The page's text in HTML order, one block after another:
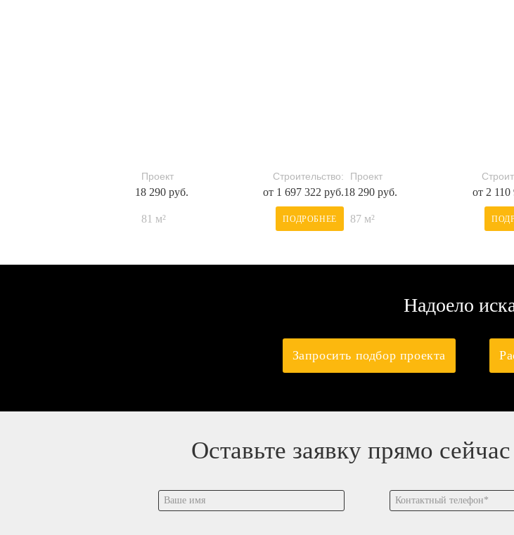
Проект
18 290 руб.
Строительство:
от 1 697 322 руб.
81 м² ПОДРОБНЕЕ
Проект
18 290 руб. от 2 110
87 м²
Надоело
Запросить подбор проекта
Оставьте заявку прямо